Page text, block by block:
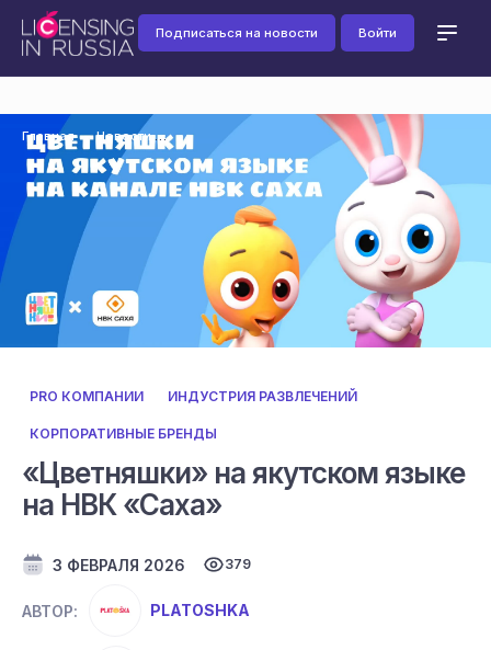
Подписаться на новости Войти
Главная Новости
PRO КОМПАНИИ ИНДУСТРИЯ РАЗВЛЕЧЕНИЙ
КОРПОРАТИВНЫЕ БРЕНДЫ
«Цветняшки» на якутском языке
на НВК «Саха»
3 ФЕВРАЛЯ 2026 379
АВТОР: PLATOSHKA